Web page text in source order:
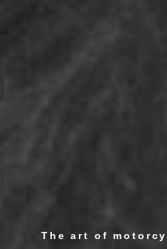
The art of